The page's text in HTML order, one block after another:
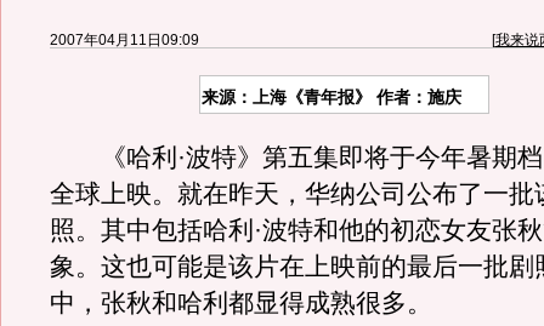
2007年04月11日09:09 [我来说
来源：上海《青年报》 作者：施庆
《哈利·波特》第五集即将于今年暑期
全球上映。就在昨天，华纳公司公布了一批
照。其中包括哈利·波特和他的初恋女友张
象。这也可能是该片在上映前的最后一批剧
中，张秋和哈利都显得成熟很多。